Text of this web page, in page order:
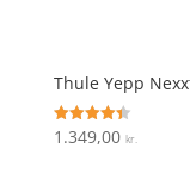
Thule Yepp
Vurderet
4.4
1.349,00 kr.